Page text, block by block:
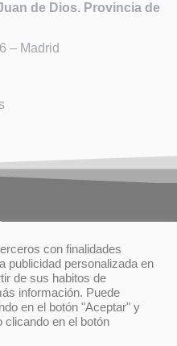
de Dios. Provincia de
– Madrid
PRIVACIDAD
COOKIES
con finalidades
publicidad personalizada en
de sus habitos de
información. Puede
en el botón "Aceptar" y
clicando en el botón